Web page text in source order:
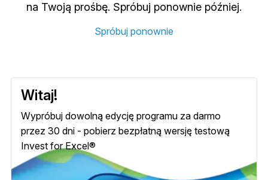
na Twoją prośbę. Spróbuj ponownie później.
Spróbuj ponownie
Witaj!
Wypróbuj dowolną edycję programu za darmo
przez 30 dni - pobierz bezpłatną wersję testową
Invest for Excel®